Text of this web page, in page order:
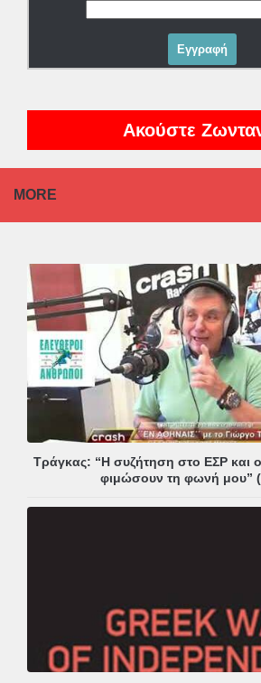
Ακούστε
MORE
Τράγκας: “Η συζήτηση στο ΕΣΡ και
φιμώσουν τη φωνή μου”